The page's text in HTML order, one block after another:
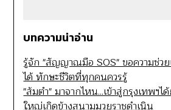
บทความน่าอ่าน
รู้จัก "สัญญาณมือ SOS" ขอความช่วย
ได้ ทักษะชีวิตที่ทุกคนควรรู้
"ส้มตำ" มาจากไหน...เข้าสู่กรุงเทพฯไ
ใหญ่เกิดข้างสนามมวยราชดำเนิน